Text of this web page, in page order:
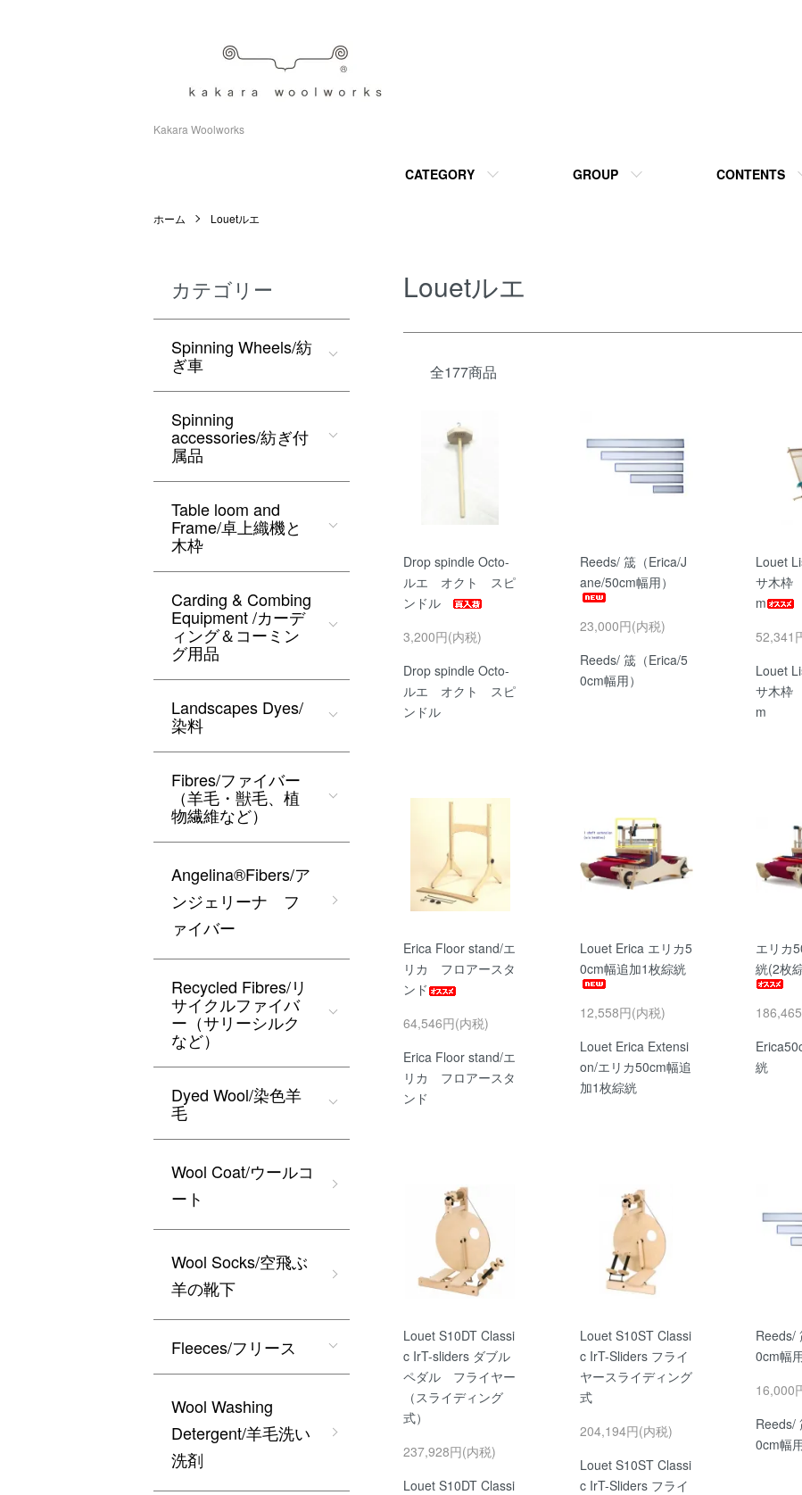
Kakara Woolworks
CATEGORY GROUP CONTENTS
ホーム Louetルエ
Louetルエ
全177商品
Drop spindle Octo-
ルエ オクト スピ
ンドル
3,200円(内税)
Drop spindle Octo-
ルエ オクト スピ
ンドル
Reeds/ 筬（Erica/J
ane/50cm幅用）
23,000円(内税)
Reeds/ 筬（Erica/5
0cm幅用）
Louet
サ木枠
m
52,341
Louet
サ木枠
m
Erica Floor stand/エ
リカ フロアースタ
ンド
64,546円(内税)
Erica Floor stand/エ
リカ フロアースタ
ンド
Louet Erica エリカ5
0cm幅追加1枚綜絖
12,558円(内税)
Louet Erica Extensi
on/エリカ50cm幅追
加1枚綜絖
エリカ
絖(2枚
絖
Louet S10DT Classi
c IrT-sliders ダブル
ペダル フライヤー
（スライディング
式）
237,928円(内税)
Louet S10DT Classi
Louet S10ST Classi
c IrT-Sliders フライ
ヤースライディング
式
204,194円(内税)
Louet S10ST Classi
c IrT-Sliders フライ
Reeds/
0cm幅用
16,000
Reeds/
0cm幅用
カテゴリー
Spinning Wheels/紡
ぎ車
Spinning
accessories/紡ぎ付
属品
Table loom and
Frame/卓上織機と
木枠
Carding & Combing
Equipment /カーデ
ィング＆コーミン
グ用品
Landscapes Dyes/
染料
Fibres/ファイバー
（羊毛・獣毛、植
物繊維など）
Angelina®Fibers/ア
ンジェリーナ フ
ァイバー
Recycled Fibres/リ
サイクルファイバ
ー（サリーシルク
など）
Dyed Wool/染色羊
毛
Wool Coat/ウールコ
ート
Wool Socks/空飛ぶ
羊の靴下
Fleeces/フリース
Wool Washing
Detergent/羊毛洗い
洗剤